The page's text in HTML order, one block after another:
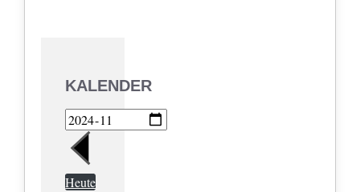
KALENDER
Heute